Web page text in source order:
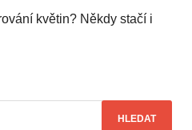
květin? Někdy stačí i